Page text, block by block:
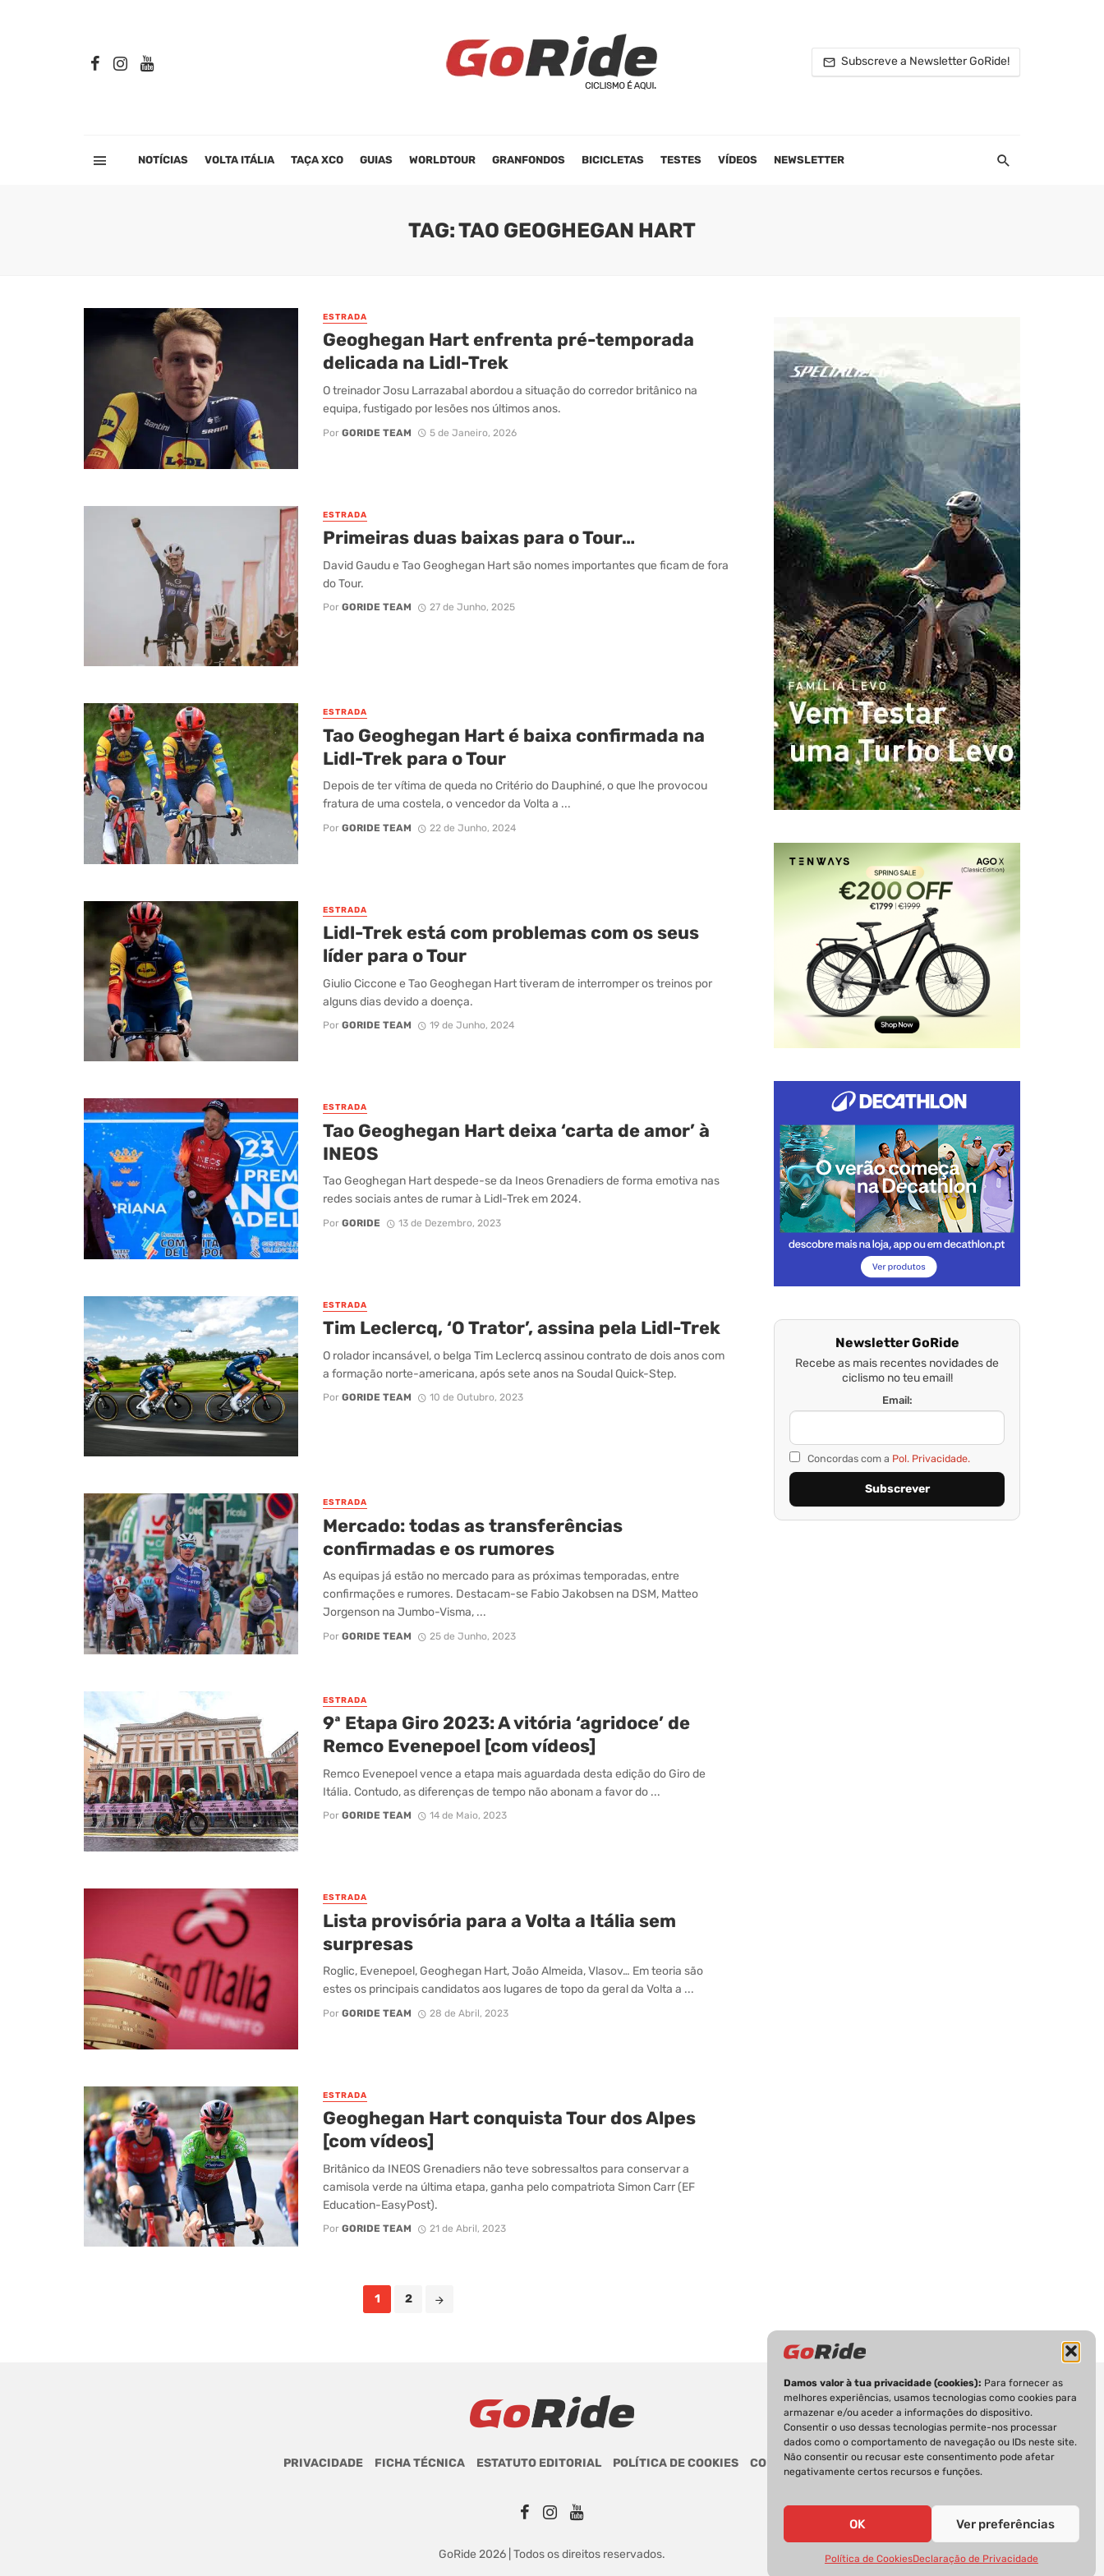
Damos valor à tua privacidade (cookies): Para fornecer as
melhores experiências, usamos tecnologias como cookies para
armazenar e/ou aceder a informações do dispositivo.
Consentir o uso dessas tecnologias permite-nos processar
dados como o comportamento de navegação ou IDs neste site.
Não consentir ou recusar este consentimento pode afetar
negativamente certos recursos e funções.
OK Ver preferências
Política de CookiesDeclaração de Privacidade
Subscreve a Newsletter GoRide!
NOTÍCIAS VOLTA ITÁLIA TAÇA XCO GUIAS WORLDTOUR GRANFONDOS BICICLETAS TESTES VÍDEOS NEWSLETTER
TAG: TAO GEOGHEGAN HART
ESTRADA
Geoghegan Hart enfrenta pré-temporada
delicada na Lidl-Trek
O treinador Josu Larrazabal abordou a situação do corredor britânico na
equipa, fustigado por lesões nos últimos anos.
Por GORIDE TEAM 5 de Janeiro, 2026
ESTRADA
Primeiras duas baixas para o Tour…
David Gaudu e Tao Geoghegan Hart são nomes importantes que ficam de fora
do Tour.
Por GORIDE TEAM 27 de Junho, 2025
ESTRADA
Tao Geoghegan Hart é baixa confirmada na
Lidl-Trek para o Tour
Depois de ter vítima de queda no Critério do Dauphiné, o que lhe provocou
fratura de uma costela, o vencedor da Volta a ...
Por GORIDE TEAM 22 de Junho, 2024
ESTRADA
Lidl-Trek está com problemas com os seus
líder para o Tour
Giulio Ciccone e Tao Geoghegan Hart tiveram de interromper os treinos por
alguns dias devido a doença.
Por GORIDE TEAM 19 de Junho, 2024
ESTRADA
Tao Geoghegan Hart deixa ‘carta de amor’ à
INEOS
Tao Geoghegan Hart despede-se da Ineos Grenadiers de forma emotiva nas
redes sociais antes de rumar à Lidl-Trek em 2024.
Por GORIDE 13 de Dezembro, 2023
ESTRADA
Tim Leclercq, ‘O Trator’, assina pela Lidl-Trek
O rolador incansável, o belga Tim Leclercq assinou contrato de dois anos com
a formação norte-americana, após sete anos na Soudal Quick-Step.
Por GORIDE TEAM 10 de Outubro, 2023
ESTRADA
Mercado: todas as transferências
confirmadas e os rumores
As equipas já estão no mercado para as próximas temporadas, entre
confirmações e rumores. Destacam-se Fabio Jakobsen na DSM, Matteo
Jorgenson na Jumbo-Visma, ...
Por GORIDE TEAM 25 de Junho, 2023
ESTRADA
9ª Etapa Giro 2023: A vitória ‘agridoce’ de
Remco Evenepoel [com vídeos]
Remco Evenepoel vence a etapa mais aguardada desta edição do Giro de
Itália. Contudo, as diferenças de tempo não abonam a favor do ...
Por GORIDE TEAM 14 de Maio, 2023
ESTRADA
Lista provisória para a Volta a Itália sem
surpresas
Roglic, Evenepoel, Geoghegan Hart, João Almeida, Vlasov… Em teoria são
estes os principais candidatos aos lugares de topo da geral da Volta a ...
Por GORIDE TEAM 28 de Abril, 2023
ESTRADA
Geoghegan Hart conquista Tour dos Alpes
[com vídeos]
Britânico da INEOS Grenadiers não teve sobressaltos para conservar a
camisola verde na última etapa, ganha pelo compatriota Simon Carr (EF
Education-EasyPost).
Por GORIDE TEAM 21 de Abril, 2023
1 2
Newsletter GoRide
Recebe as mais recentes novidades de
ciclismo no teu email!
Email:
Concordas com a Pol. Privacidade.
PRIVACIDADE FICHA TÉCNICA ESTATUTO EDITORIAL POLÍTICA DE COOKIES CONTACTOS
GoRide 2026 | Todos os direitos reservados.